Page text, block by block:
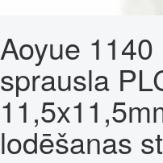
Aoyue
sprausla
lodēšanas